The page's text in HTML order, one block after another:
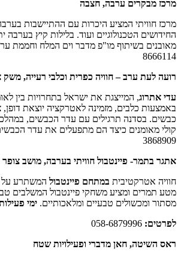
ערבה, חצבה
המציע היכרות עם ההתיישבות בערבה,
הטכנולוגיים ועוד. בלילות קיץ בערבה יתקיימו
בשיתוף מו"פ מדבר וים המלח וחממת ערבה.
ערב – חוויה כפרית וכלבי רעייה, משק צאן
, המייצגת את ישראל בתחרויות בין לאומיות
כלבים, מזמינה לאטרקציה יוצאת דופן, צפייה
בסדנה תרגילים עם עדר הכבשים, במהלכה
כיצד הם מתפעלים את עדר הכבשים.
פיינטבול חוויתי בערבה, מושב צופר
אטרקטיביתבמתחם פיינטבולהמשתרע על פני
ומציע משחקי פיינטבול המשלבים טבע
ומכשולים טבעיים ומלאכותיים.ימי פעילות:רביעי
058-6879996
חאן מדברי ופעילויות שטח